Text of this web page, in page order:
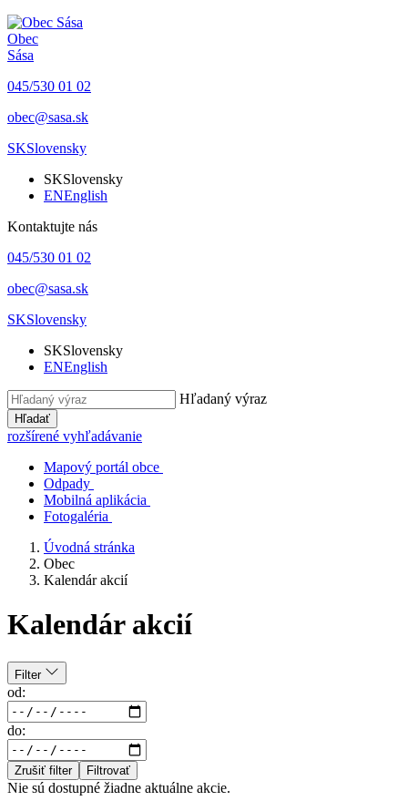
Obec
Sása
045/530 01 02
obec@sasa.sk
SKSlovensky
SKSlovensky
ENEnglish
Kontaktujte nás
045/530 01 02
obec@sasa.sk
SKSlovensky
SKSlovensky
ENEnglish
Hľadaný výraz
Hľadať
rozšírené vyhľadávanie
Mapový portál obce
Odpady
Mobilná aplikácia
Fotogaléria
Úvodná stránka
Obec
Kalendár akcií
Kalendár akcií
Filter
od:
do:
Zrušiť filter Filtrovať
Nie sú dostupné žiadne aktuálne akcie.